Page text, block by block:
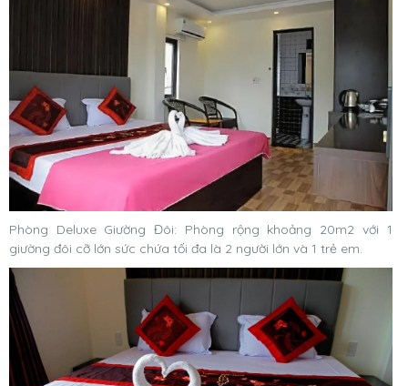
Phòng Deluxe Giường Đôi: Phòng rộng khoảng 20m2 với 1
giường đôi cỡ lớn sức chứa tối đa là 2 người lớn và 1 trẻ em.